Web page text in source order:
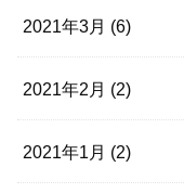
2021年3月 (6)
2021年2月 (2)
2021年1月 (2)